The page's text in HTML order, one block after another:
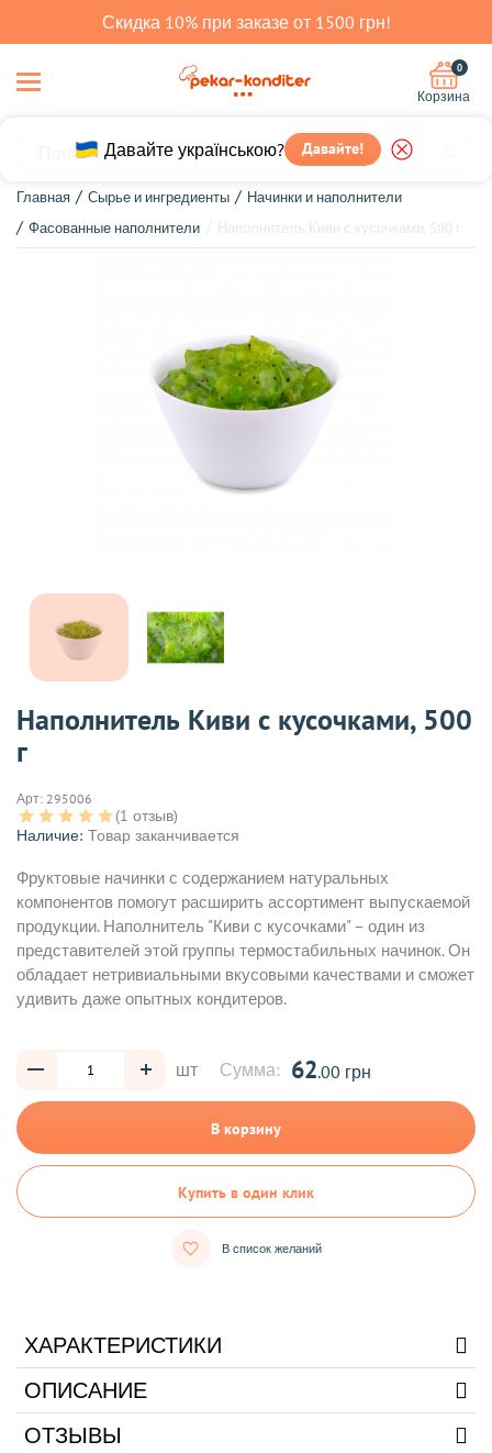
Скидка 10% при заказе от 1500 грн!
Давайте українською? Давайте!
0
Корзина
Главная Сырье и ингредиенты
Начинки и наполнители
Фасованные наполнители
Наполнитель Киви с кусочками, 500
г
Арт: 295006
(1 отзыв)
Наличие: Товар заканчивается
Фруктовые начинки с содержанием натуральных
компонентов помогут расширить ассортимент выпускаемой
продукции. Наполнитель "Киви с кусочками" – один из
представителей этой группы термостабильных начинок. Он
обладает нетривиальными вкусовыми качествами и сможет
удивить даже опытных кондитеров.
шт Сумма: 62.00 грн
В корзину
Купить в один клик
В список желаний
ХАРАКТЕРИСТИКИ
ОПИСАНИЕ
ОТЗЫВЫ